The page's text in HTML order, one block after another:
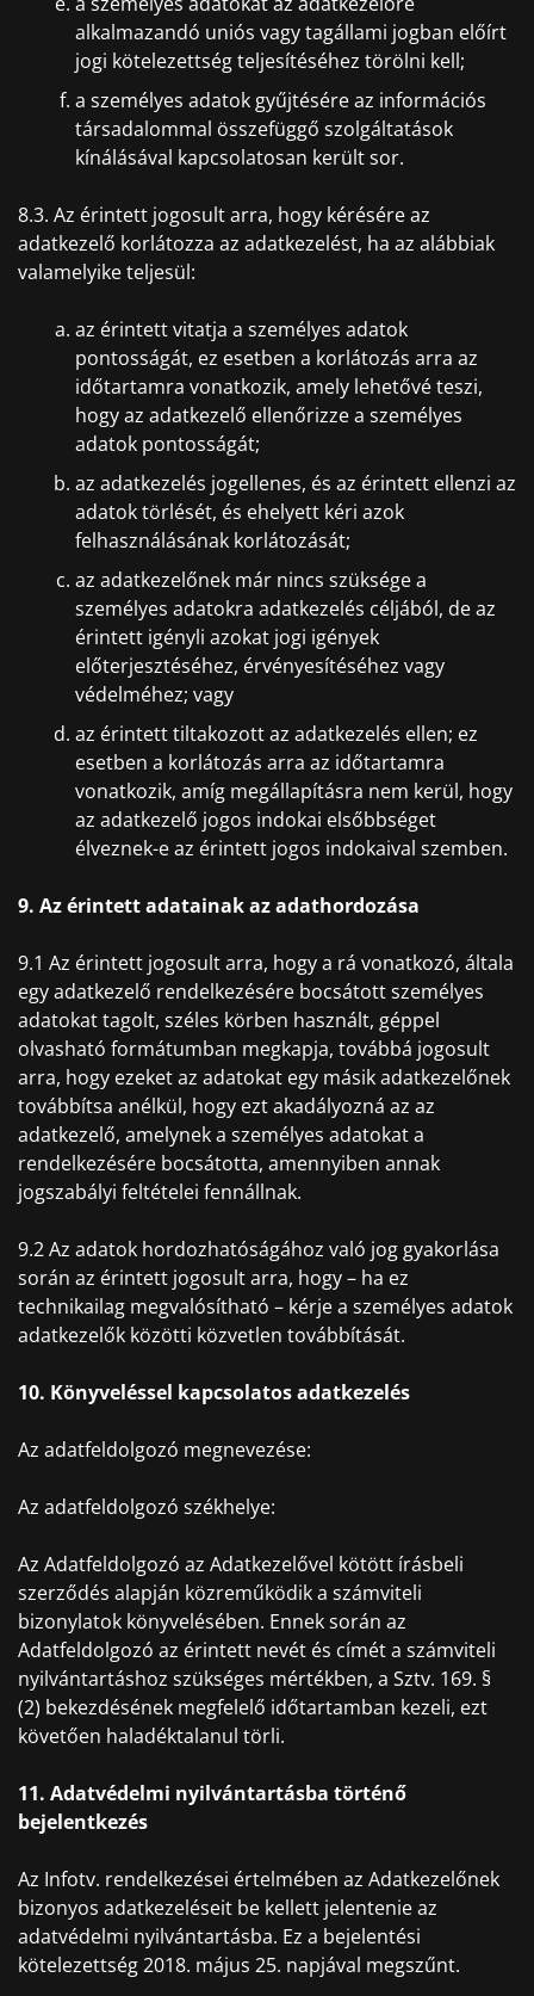
alkalmazandó uniós vagy tagállami jogban előírt
jogi kötelezettség teljesítéséhez törölni kell;
a személyes adatok gyűjtésére az információs
társadalommal összefüggő szolgáltatások
kínálásával kapcsolatosan került sor.
8.3. Az érintett jogosult arra, hogy kérésére az
adatkezelő korlátozza az adatkezelést, ha az alábbiak
valamelyike teljesül:
az érintett vitatja a személyes adatok
pontosságát, ez esetben a korlátozás arra az
időtartamra vonatkozik, amely lehetővé teszi,
hogy az adatkezelő ellenőrizze a személyes
adatok pontosságát;
az adatkezelés jogellenes, és az érintett ellenzi az
adatok törlését, és ehelyett kéri azok
felhasználásának korlátozását;
az adatkezelőnek már nincs szüksége a
személyes adatokra adatkezelés céljából, de az
érintett igényli azokat jogi igények
előterjesztéséhez, érvényesítéséhez vagy
védelméhez; vagy
az érintett tiltakozott az adatkezelés ellen; ez
esetben a korlátozás arra az időtartamra
vonatkozik, amíg megállapításra nem kerül, hogy
az adatkezelő jogos indokai elsőbbséget
élveznek-e az érintett jogos indokaival szemben.
9. Az érintett adatainak az adathordozása
9.1 Az érintett jogosult arra, hogy a rá vonatkozó, általa
egy adatkezelő rendelkezésére bocsátott személyes
adatokat tagolt, széles körben használt, géppel
olvasható formátumban megkapja, továbbá jogosult
arra, hogy ezeket az adatokat egy másik adatkezelőnek
továbbítsa anélkül, hogy ezt akadályozná az az
adatkezelő, amelynek a személyes adatokat a
rendelkezésére bocsátotta, amennyiben annak
jogszabályi feltételei fennállnak.
9.2 Az adatok hordozhatóságához való jog gyakorlása
során az érintett jogosult arra, hogy – ha ez
technikailag megvalósítható – kérje a személyes adatok
adatkezelők közötti közvetlen továbbítását.
10. Könyveléssel kapcsolatos adatkezelés
Az adatfeldolgozó megnevezése:
Az adatfeldolgozó székhelye:
Az Adatfeldolgozó az Adatkezelővel kötött írásbeli
szerződés alapján közreműködik a számviteli
bizonylatok könyvelésében. Ennek során az
Adatfeldolgozó az érintett nevét és címét a számviteli
nyilvántartáshoz szükséges mértékben, a Sztv. 169. §
(2) bekezdésének megfelelő időtartamban kezeli, ezt
követően haladéktalanul törli.
11. Adatvédelmi nyilvántartásba történő
bejelentkezés
Az Infotv. rendelkezései értelmében az Adatkezelőnek
bizonyos adatkezeléseit be kellett jelentenie az
adatvédelmi nyilvántartásba. Ez a bejelentési
kötelezettség 2018. május 25. napjával megszűnt.